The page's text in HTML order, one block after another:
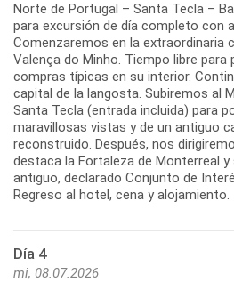
Norte de Portugal – Santa Tecla –
para excursión de día completo con
Comenzaremos en la extraordinaria
Valença do Minho. Tiempo libre para
compras típicas en su interior.
capital de la langosta. Subiremos al
Santa Tecla (entrada incluida) para
maravillosas vistas y de un antiguo
reconstruido. Después, nos
destaca la Fortaleza de Monterreal
antiguo, declarado Conjunto de
Día 4
mi, 08.07.2026